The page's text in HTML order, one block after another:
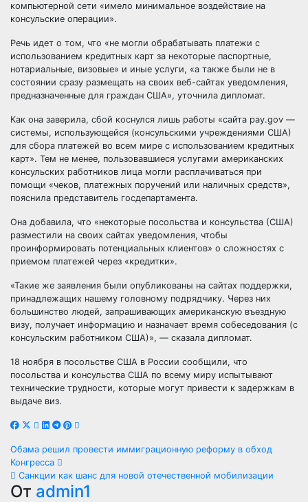
компьютерной сети «имело минимальное воздействие на
консульские операции».
Речь идет о том, что «не могли обрабатывать платежи с
использованием кредитных карт за некоторые паспортные,
нотариальные, визовые» и иные услуги, «а также были не в
состоянии сразу размещать на своих веб-сайтах уведомления,
предназначенные для граждан США», уточнила дипломат.
Как она заверила, сбой коснулся лишь работы «сайта pay.gov —
системы, использующейся (консульскими учреждениями США)
для сбора платежей во всем мире с использованием кредитных
карт». Тем не менее, пользовавшиеся услугами американских
консульских работников лица могли расплачиваться при
помощи «чеков, платежных поручений или наличных средств»,
пояснила представитель госдепартамента.
Она добавила, что «некоторые посольства и консульства (США)
разместили на своих сайтах уведомления, чтобы
проинформировать потенциальных клиентов» о сложностях с
приемом платежей через «кредитки».
«Такие же заявления были опубликованы на сайтах поддержки,
принадлежащих нашему головному подрядчику. Через них
большинство людей, запрашивающих американскую въездную
визу, получает информацию и назначает время собеседования (с
консульским работником США)», — сказала дипломат.
18 ноября в посольстве США в России сообщили, что
посольства и консульства США по всему миру испытывают
технические трудности, которые могут привести к задержкам в
выдаче виз.
Навигация
по
Обама решил провести иммиграционную реформу в обход
Конгресса
Санкции как шанс для новой отечественной мобилизации
От admin1